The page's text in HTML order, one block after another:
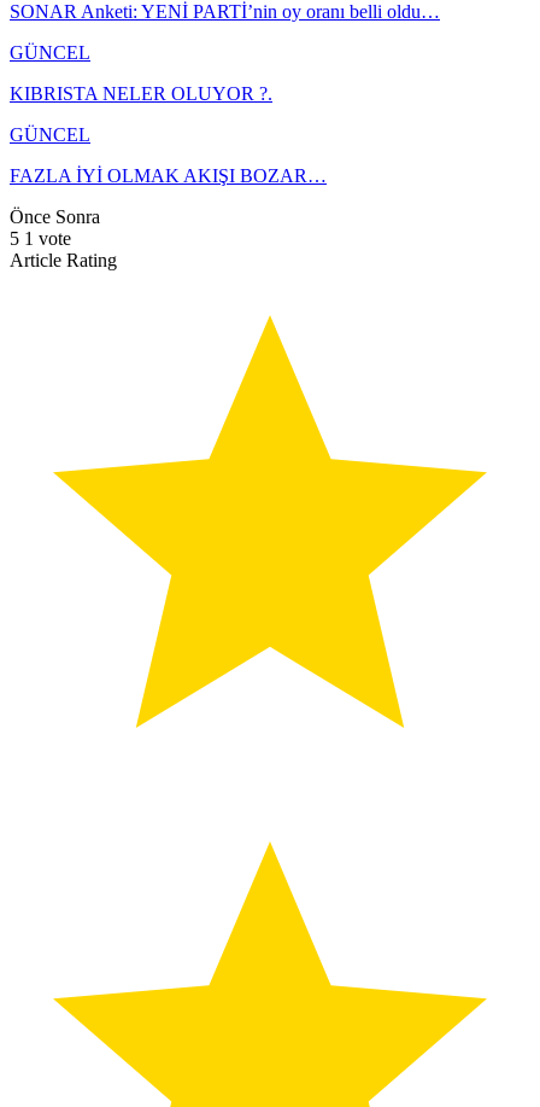
SONAR Anketi: YENİ PARTİ’nin oy oranı belli oldu…
GÜNCEL
KIBRISTA NELER OLUYOR ?.
GÜNCEL
FAZLA İYİ OLMAK AKIŞI BOZAR…
Önce Sonra
5 1 vote
Article Rating